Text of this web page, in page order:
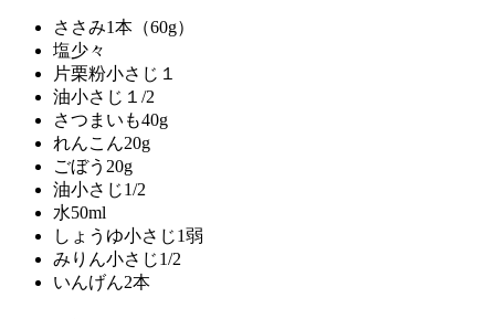
ささみ1本（60g）
塩少々
片栗粉小さじ１
油小さじ１/2
さつまいも40g
れんこん20g
ごぼう 20g
油小さじ1/2
水50ml
しょうゆ小さじ1弱
みりん小さじ1/2
いんげん2本